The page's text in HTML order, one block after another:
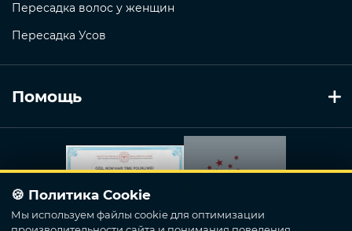
Пересадка волос у женщин
Пересадка Усов
Помощь
🍪 Политика Cookie
Мы используем файлы cookie для оптимизации